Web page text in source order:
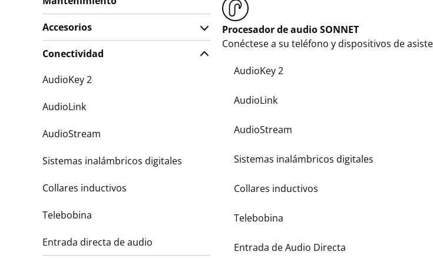
Procesador de audio SONNET
Conéctese a su teléfono y dispositivos de
AudioKey 2
AudioLink
AudioStream
Sistemas inalámbricos digitales
Collares inductivos
Telebobina
Entrada de Audio Directa
Accesorios
Conectividad
AudioKey 2
AudioLink
AudioStream
Sistemas inalámbricos digitales
Collares inductivos
Telebobina
Entrada directa de audio